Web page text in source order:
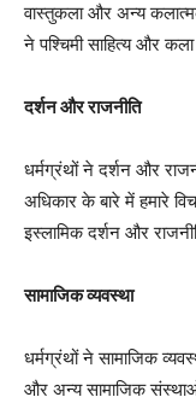
वास्तुकला और अन्य
ने पश्चिमी साहित्य और
दर्शन और राजनीति
धर्मग्रंथों ने दर्शन और
अधिकार के बारे में हमारे
इस्लामिक दर्शन और
सामाजिक व्यवस्था
धर्मग्रंथों ने सामाजिक
और अन्य सामाजिक